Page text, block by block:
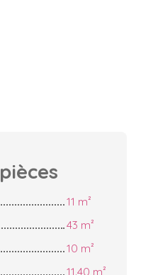
pièces
11 m²
43 m²
10 m²
11.40 m²